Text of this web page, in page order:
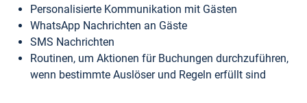
Personalisierte Kommunikation mit Gästen
WhatsApp Nachrichten an Gäste
SMS Nachrichten
Routinen, um Aktionen für Buchungen durchzuführen,
wenn bestimmte Auslöser und Regeln erfüllt sind